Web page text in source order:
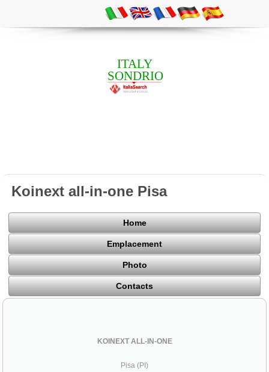
ITALY
SONDRIO
Koinext all-in-one Pisa
Home
Emplacement
Photo
Contacts
KOINEXT ALL-IN-ONE
Pisa (PI)